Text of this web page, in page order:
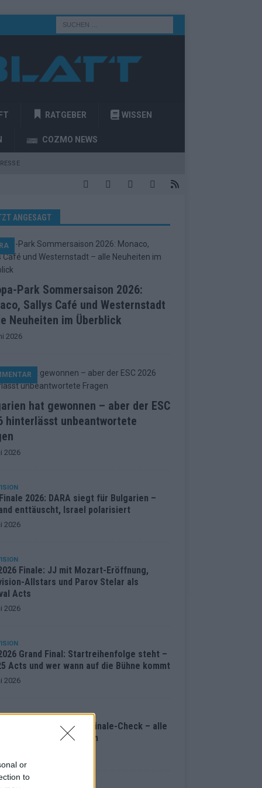
or
to
RATGEBER WISSEN
COZMO NEWS
ANGESAGT
Park Sommersaison 2026:
Sallys Café und Westernstadt
Neuheiten im Überblick
2026
hat gewonnen – aber der ESC
hinterlässt unbeantwortete
2026
2026: DARA siegt für Bulgarien –
enttäuscht, Israel polarisiert
2026
Finale: JJ mit Mozart-Eröffnung,
Allstars und Parov Stelar als
Acts
2026
Grand Final: Startreihenfolge steht –
Acts und wer wann auf die Bühne kommt
2026
2026: Der große Finale-Check – alle
und ihre Siegchancen